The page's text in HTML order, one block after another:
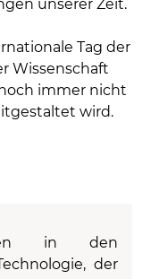
unserer Zeit.
Tag der
Wissenschaft
immer nicht
wird.
in den
der